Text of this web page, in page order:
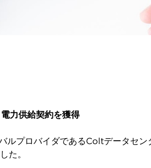
力供給契約を獲得
ルプロバイダであるColtデータセン
た。